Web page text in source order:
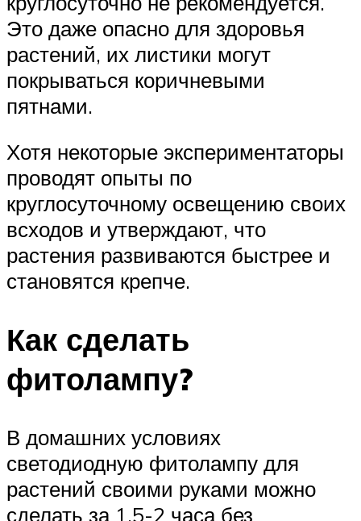
Это даже опасно для здоровья
растений, их листики могут
покрываться коричневыми
пятнами.
Хотя некоторые экспериментаторы
проводят опыты по
круглосуточному освещению своих
всходов и утверждают, что
растения развиваются быстрее и
становятся крепче.
Как сделать
фитолампу?
В домашних условиях
светодиодную фитолампу для
растений своими руками можно
сделать за 1,5-2 часа без